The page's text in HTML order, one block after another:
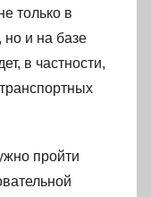
только в
но и на базе
в частности,
пройти